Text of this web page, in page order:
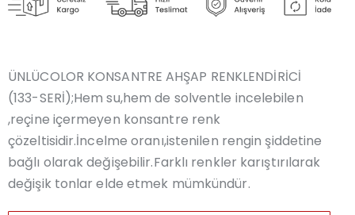
ÜNLÜCOLOR KONSANTRE AHŞAP RENKLENDİRİCİ
(133-SERİ);Hem su,hem de solventle incelebilen
,reçine içermeyen konsantre renk
çözeltisidir.İncelme oranı,istenilen rengin şiddetine
bağlı olarak değişebilir.Farklı renkler karıştırılarak
değişik tonlar elde etmek mümkündür.